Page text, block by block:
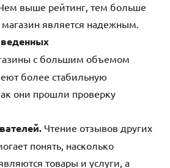
выше рейтинг, тем больше
магазин является надежным.
с большим объемом
более стабильную
они прошли проверку
Чтение отзывов других
понять, насколько
товары и услуги, а